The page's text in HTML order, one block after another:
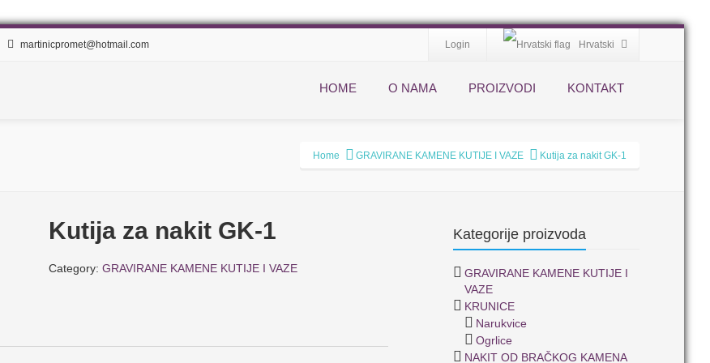
martinicpromet@hotmail.com Login Hrvatski
HOME O NAMA PROIZVODI KONTAKT
Home GRAVIRANE KAMENE KUTIJE I VAZE Kutija za nakit GK-1
Kutija za nakit GK-1
Category:GRAVIRANE KAMENE KUTIJE I VAZE
Kategorije proizvoda
GRAVIRANE KAMENE KUTIJE I
VAZE
KRUNICE
Narukvice
Ogrlice
NAKIT OD BRAČKOG KAMENA